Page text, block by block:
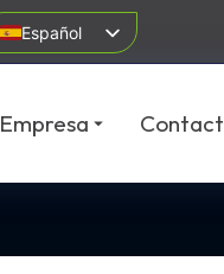
Español
Empresa Contact